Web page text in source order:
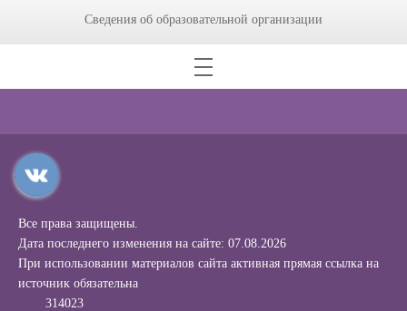
Сведения об образовательной организации
Все права защищены.
Дата последнего изменения на сайте: 07.08.2026
При использовании материалов сайта активная прямая ссылка на
источник обязательна
314023